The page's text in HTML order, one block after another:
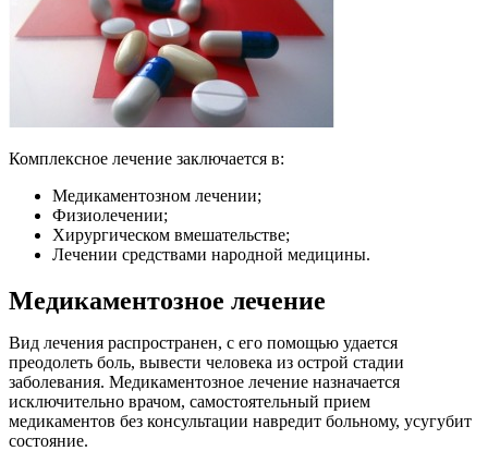
Комплексное лечение заключается в:
Медикаментозном лечении;
Физиолечении;
Хирургическом вмешательстве;
Лечении средствами народной медицины.
Медикаментозное лечение
Вид лечения распространен, с его помощью удается
преодолеть боль, вывести человека из острой стадии
заболевания. Медикаментозное лечение назначается
исключительно врачом, самостоятельный прием
медикаментов без консультации навредит больному, усугубит
состояние.